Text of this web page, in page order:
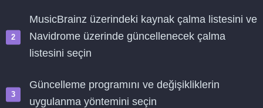
MusicBrainz üzerindeki kaynak çalma listesini ve
Navidrome üzerinde güncellenecek çalma
listesini seçin
Güncelleme programını ve değişikliklerin
uygulanma yöntemini seçin